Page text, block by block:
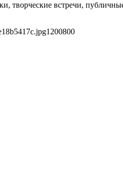
творческие встречи,
1200800